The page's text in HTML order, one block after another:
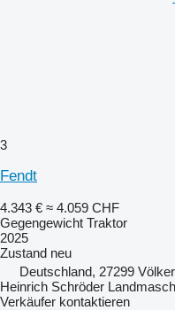
3
Fendt
4.343 € ≈ 4.059 CHF
Gegengewicht Traktor
2025
Zustand neu
Deutschland, 27299
Heinrich Schröder
Verkäufer kontaktieren